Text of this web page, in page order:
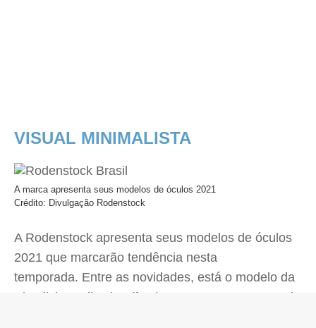
VISUAL MINIMALISTA
A marca apresenta seus modelos de óculos 2021
Crédito: Divulgação Rodenstock
A Rodenstock apresenta seus modelos de óculos
2021 que marcarão tendência nesta
temporada. Entre as novidades, está o modelo da
Simplicity Collection (foto), que segue as regras de